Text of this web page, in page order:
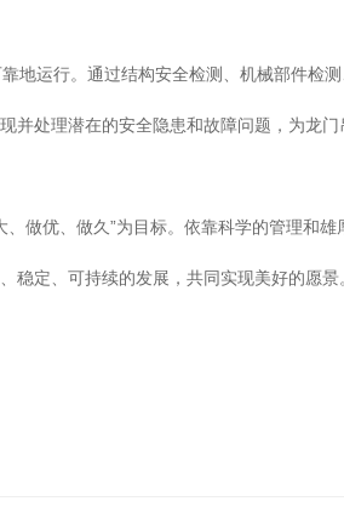
地运行。通过结构安全检测、机械部件检测
并处理潜在的安全隐患和故障问题，为龙门
做优、做久”为目标。依靠科学的管理和雄
定、可持续的发展，共同实现美好的愿景